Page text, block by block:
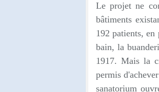
Le projet ne
bâtiments
192 patients,
bain, la
1917. Mais la
permis
sanatorium